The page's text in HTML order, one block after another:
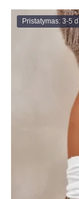
Pristatymas: 3-5